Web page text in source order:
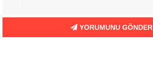
YORUMUNU GÖNDER